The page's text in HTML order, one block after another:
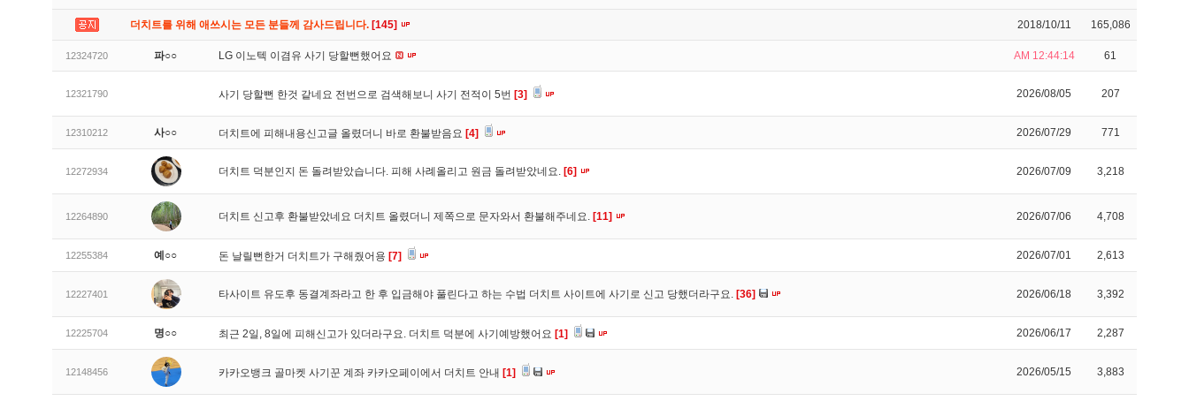
더치트를 위해 애쓰시는 모든 분들께 감사드립니다. [145] 2018/10/11 165,086
12324720 파○○ LG 이노텍 이겸유 사기 당할뻔했어요 AM 12:44:14 61
12321790 사기 당할뻔 한것 같네요 전번으로 검색해보니 사기 전적이 5번 [3] 2026/08/05 207
12310212 사○○ 더치트에 피해내용신고글 올렸더니 바로 환불받음요 [4] 2026/07/29 771
12272934 더치트 덕분인지 돈 돌려받았습니다. 피해 사례올리고 원금 돌려받았네요. [6] 2026/07/09 3,218
12264890 더치트 신고후 환불받았네요 더치트 올렸더니 제쪽으로 문자와서 환불해주네요. [11] 2026/07/06 4,708
12255384 예○○ 돈 날릴뻔한거 더치트가 구해줬어용 [7] 2026/07/01 2,613
12227401 타사이트 유도후 동결계좌라고 한 후 입금해야 풀린다고 하는 수법 더치트 사이트에 사기로 신고 당했더라구요. [36] 2026/06/18 3,392
12225704 명○○ 최근 2일, 8일에 피해신고가 있더라구요. 더치트 덕분에 사기예방했어요 [1] 2026/06/17 2,287
12148456 카카오뱅크 골마켓 사기꾼 계좌 카카오페이에서 더치트 안내 [1] 2026/05/15 3,883